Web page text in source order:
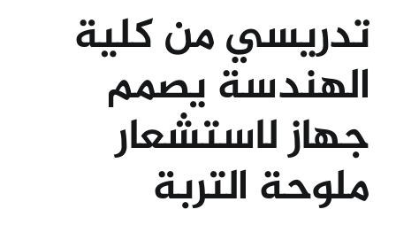
تدريسي من كلية
الهندسة يصمم
جهاز لاستشعار
ملوحة التربة